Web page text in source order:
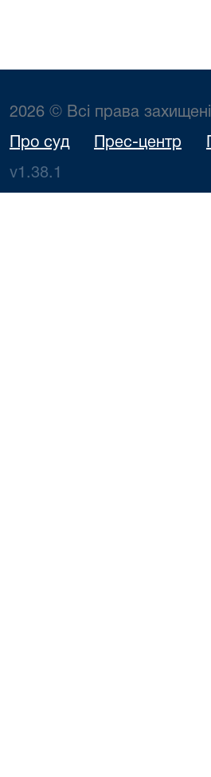
2026 © Всі права захищені
Про суд Прес-центр
v1.38.1